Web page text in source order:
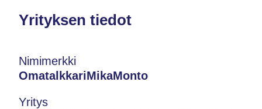
Yrityksen tiedot
Nimimerkki
OmatalkkariMikaMonto
Yritys